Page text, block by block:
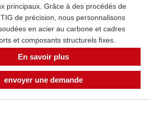
principaux. Grâce à des procédés de
de précision, nous personnalisons
en acier au carbone et cadres
et composants structurels fixes.
En savoir plus
envoyer une demande